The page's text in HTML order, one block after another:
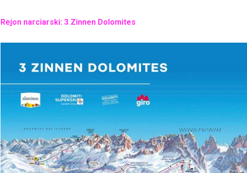
Rejon narciarski: 3 Zinnen Dolomites